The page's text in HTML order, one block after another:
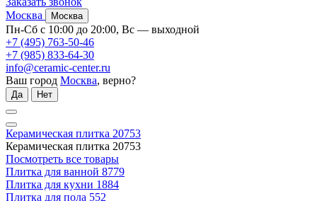
Москва
Москва
Пн-Сб с 10:00 до 20:00, Вс — выходной
+7 (495) 763-50-46
+7 (985) 833-64-30
info@ceramic-center.ru
Ваш город Москва, верно?
Да Нет
Керамическая плитка 20753
Керамическая плитка 20753
Посмотреть все товары
Плитка для ванной 8779
Плитка для кухни 1884
Плитка для пола 552